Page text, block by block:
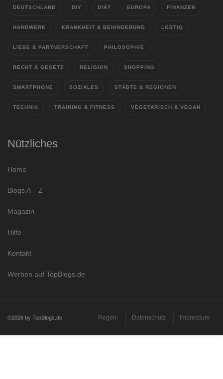
DEUTSCHLAND DIY DIÄT EUROPA FINANZEN
HANDWERK KRANKHEIT & BEHINDERUNG LGBTIQ
LIEBE & PARTNERSCHAFT PHILOSOPHIE
RECHT & GESETZ RELIGION SHOPPING
SMARTPHONE SOZIALES STÄDTE & REGIONEN
TECHNIK TRAINING & FITNESS VEGETARISCH & VEGAN
Nützliches
Home
Blogs A – Z
Magazin
Hilfe
Kontakt
Werben auf TopBlogs.de
©2026 by TopBlogs.de Regeln Datenschutz Impressum